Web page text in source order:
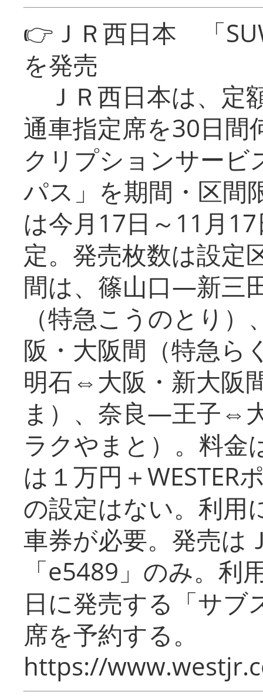
👉ＪＲ西日本 「
を発売
ＪＲ西日本は、定
通車指定席を30日間
クリプションサービ
パス」を期間・区間
は今月17日～11月
定。発売枚数は設定
間は、篠山口―新三
（特急こうのとり
阪・大阪間（特急
明石⇔大阪・新大阪
ま）、奈良―王子⇔
ラクやまと）。料金
は１万円＋WESTER
の設定はない。利用
車券が必要。発売は
「e5489」のみ。利
日に発売する「サブ
席を予約する。
https://